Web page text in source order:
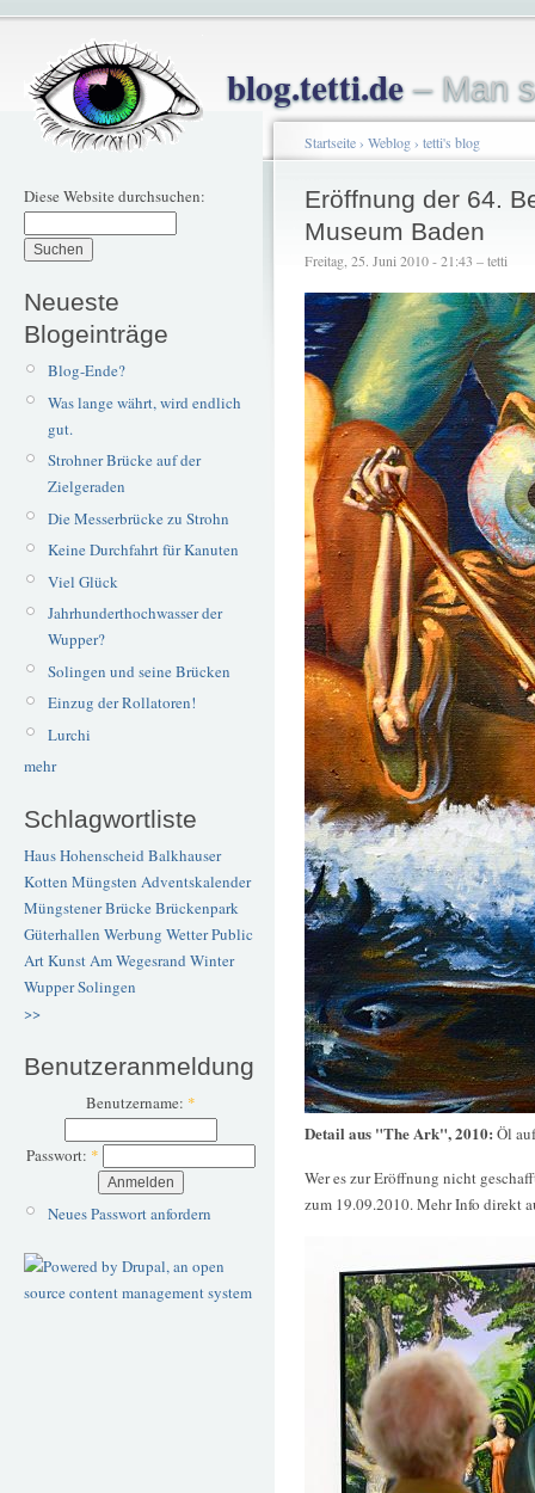
blog.tetti.de– Man
Diese Website durchsuchen:
Neueste
Blogeinträge
Blog-Ende?
Was lange währt, wird endlich
gut.
Strohner Brücke auf der
Zielgeraden
Die Messerbrücke zu Strohn
Keine Durchfahrt für Kanuten
Viel Glück
Jahrhunderthochwasser der
Wupper?
Solingen und seine Brücken
Einzug der Rollatoren!
Lurchi
mehr
Schlagwortliste
Haus Hohenscheid Balkhauser
Kotten Müngsten Adventskalender
Müngstener BrückeBrückenpark
Güterhallen Werbung WetterPublic
ArtKunstAm Wegesrand Winter
WupperSolingen
>>
Benutzeranmeldung
Benutzername: *
Passwort: *
Neues Passwort anfordern
Startseite› Weblog› tetti's blog
Eröffnung der 64.
Museum Baden
Freitag, 25. Juni 2010 - 21:43 – tetti
Detail aus "The Ark", 2010: Öl
Wer es zur Eröffnung nicht
zum 19.09.2010. Mehr Info direkt